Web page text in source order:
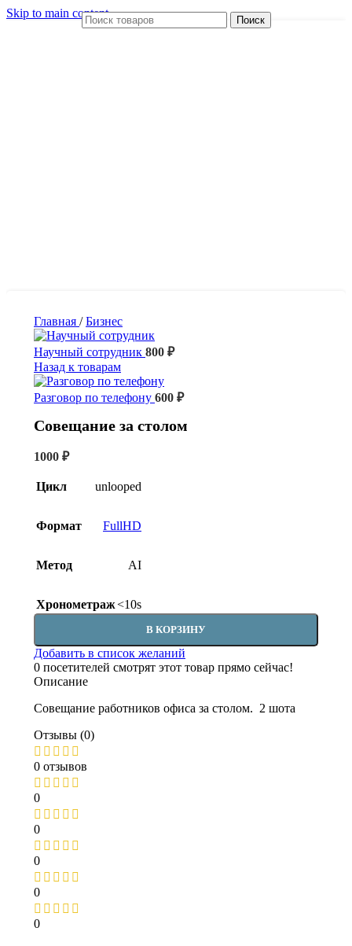
Skip to main content
Поиск
Главная / Бизнес
Научный сотрудник 800 ₽
Назад к товарам
Разговор по телефону 600 ₽
Совещание за столом
1000 ₽
Цикл unlooped
Формат FullHD
Метод AI
Хронометраж<10s
В КОРЗИНУ
Добавить в список желаний
0 посетителей смотрят этот товар прямо сейчас!
Описание
Совещание работников офиса за столом. 2 шота
Отзывы (0)
0 отзывов
0
0
0
0
0